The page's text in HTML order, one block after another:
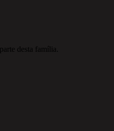
desta família.